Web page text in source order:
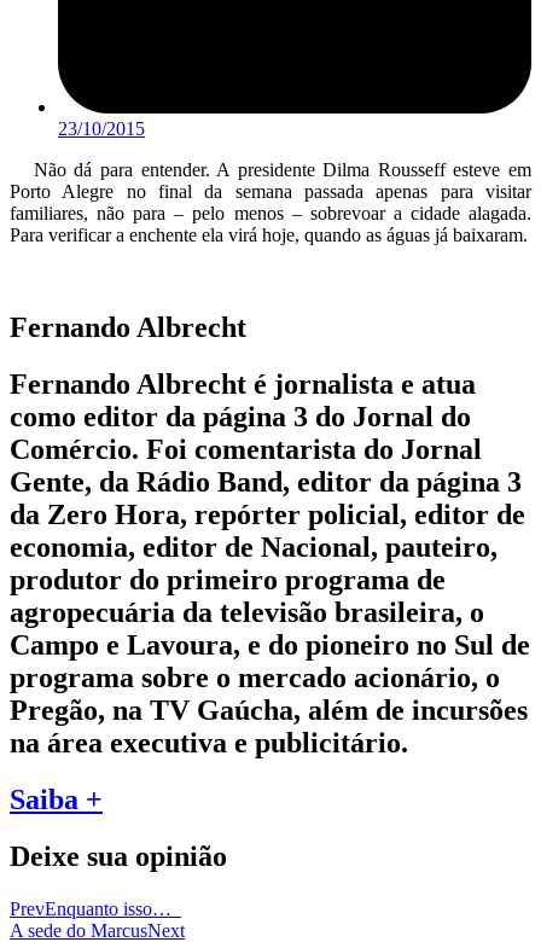
23/10/2015
Não dá para entender. A presidente Dilma Rousseff esteve em
Porto Alegre no final da semana passada apenas para visitar
familiares, não para – pelo menos – sobrevoar a cidade alagada.
Para verificar a enchente ela virá hoje, quando as águas já baixaram.
Fernando Albrecht
Fernando Albrecht é jornalista e atua
como editor da página 3 do Jornal do
Comércio. Foi comentarista do Jornal
Gente, da Rádio Band, editor da página 3
da Zero Hora, repórter policial, editor de
economia, editor de Nacional, pauteiro,
produtor do primeiro programa de
agropecuária da televisão brasileira, o
Campo e Lavoura, e do pioneiro no Sul de
programa sobre o mercado acionário, o
Pregão, na TV Gaúcha, além de incursões
na área executiva e publicitário.
Saiba +
Deixe sua opinião
PrevEnquanto isso…
A sede do MarcusNext